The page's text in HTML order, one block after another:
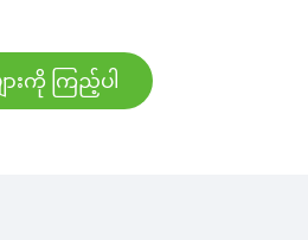
ားကို ကြည့်ပါ